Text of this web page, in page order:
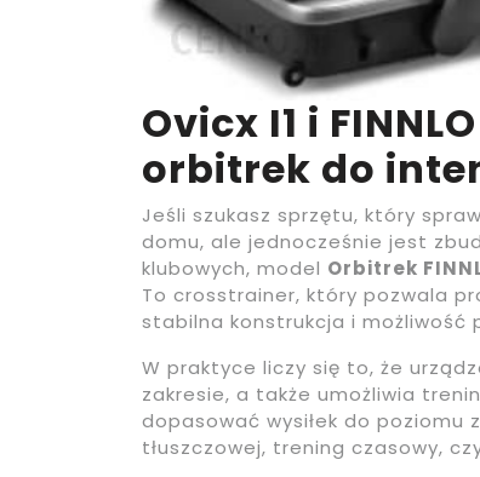
Ovicx I1 i
orbitrek do
Jeśli szukasz sprzętu, który
domu, ale jednocześnie jest
klubowych, model Orbitrek
To crosstrainer, który pozwala
stabilna konstrukcja i możliwość
W praktyce liczy się to, że
zakresie, a także umożliwia
dopasować wysiłek do
tłuszczowej, trening czasowy,